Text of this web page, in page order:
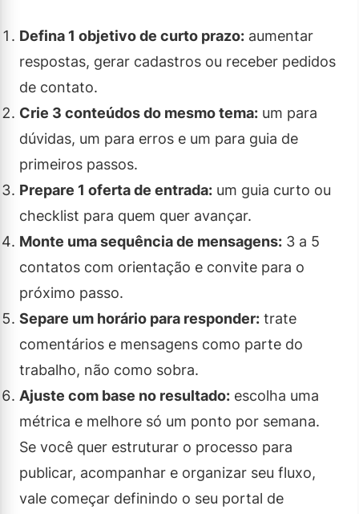
Defina 1 objetivo de curto prazo: aumentar
respostas, gerar cadastros ou receber pedidos
de contato.
Crie 3 conteúdos do mesmo tema: um para
dúvidas, um para erros e um para guia de
primeiros passos.
Prepare 1 oferta de entrada: um guia curto ou
checklist para quem quer avançar.
Monte uma sequência de mensagens: 3 a 5
contatos com orientação e convite para o
próximo passo.
Separe um horário para responder: trate
comentários e mensagens como parte do
trabalho, não como sobra.
Ajuste com base no resultado: escolha uma
métrica e melhore só um ponto por semana.
Se você quer estruturar o processo para
publicar, acompanhar e organizar seu fluxo,
vale começar definindo o seu portal de